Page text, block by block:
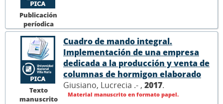
Publicación
períodica
Texto
manuscrito
Cuadro de mando integral.
Implementación de una empresa
dedicada a la producción y venta de
columnas de hormigon elaborado
Giusiano, Lucrecia .- , 2017.
Material manuscrito en formato papel.